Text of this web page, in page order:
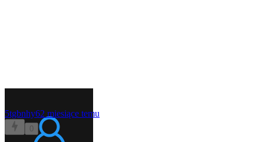
5tgbnhy62 miesiące temu
0